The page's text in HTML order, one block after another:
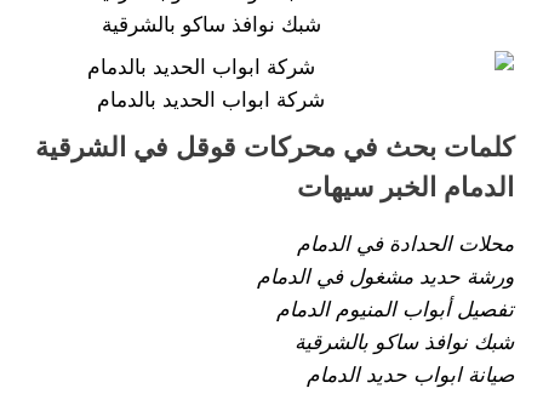
شبك نوافذ ساكو بالشرقية
شركة ابواب الحديد بالدمام
كلمات بحث في محركات قوقل في الشرقية
الدمام الخبر سيهات
محلات الحدادة في الدمام
ورشة حديد مشغول في الدمام
تفصيل أبواب المنيوم الدمام
شبك نوافذ ساكو بالشرقية
صيانة ابواب حديد الدمام